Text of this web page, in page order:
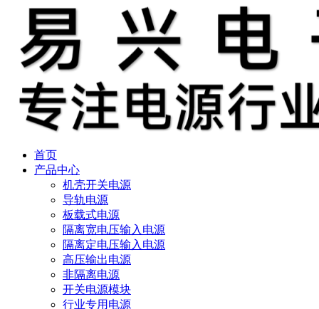
首页
产品中心
机壳开关电源
导轨电源
板载式电源
隔离宽电压输入电源
隔离定电压输入电源
高压输出电源
非隔离电源
开关电源模块
行业专用电源